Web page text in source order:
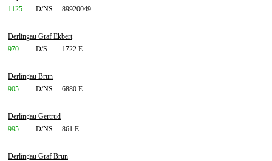
1125
D/NS 89920049
Derlingau Graf Ekbert
970
D/S 1722 E
Derlingau Brun
905
D/NS 6880 E
Derlingau Gertrud
995
D/NS 861 E
Derlingau Graf Brun